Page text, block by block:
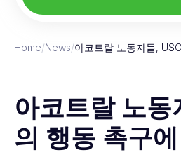
Home/News/아코트랄 노동자들,
아코트랄 노동
의 행동 촉구